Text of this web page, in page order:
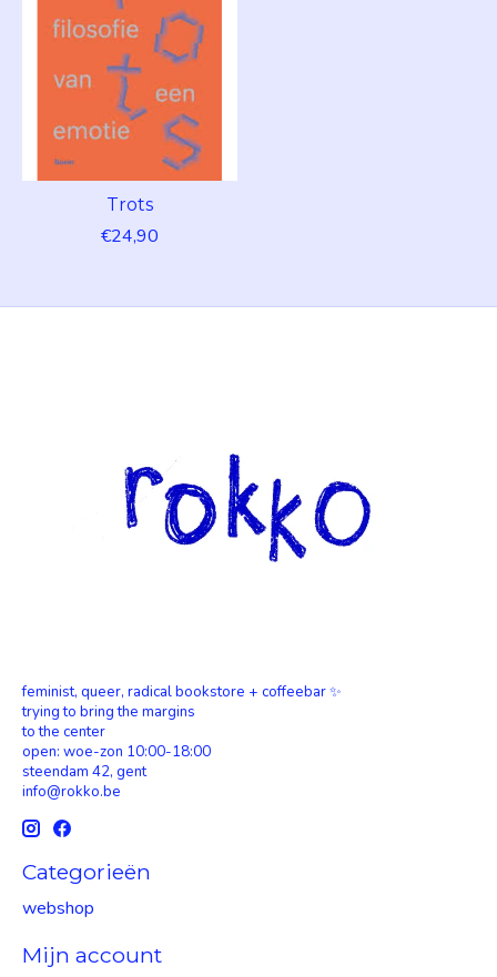
Trots
€24,90
feminist, queer, radical bookstore + coffeebar ✨
trying to bring the margins
to the center
open: woe-zon 10:00-18:00
steendam 42, gent
info@rokko.be
Categorieën
webshop
Mijn account